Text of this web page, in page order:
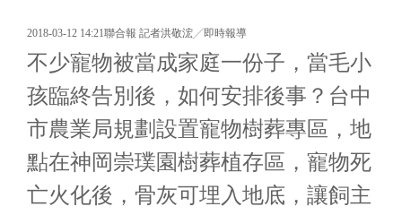
2018-03-12 14:21聯合報 記者洪敬浤╱即時報導
不少寵物被當成家庭一份子，當毛小
孩臨終告別後，如何安排後事？台中
市農業局規劃設置寵物樹葬專區，地
點在神岡崇璞園樹葬植存區，寵物死
亡火化後，骨灰可埋入地底，讓飼主